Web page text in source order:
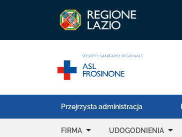
Przejrzysta administracja
FIRMA arrow_drop_down UDOGODNIENIA arrow_drop_down